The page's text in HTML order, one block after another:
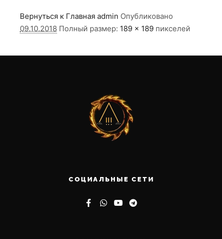
Вернуться к Главная admin Опубликовано
09.10.2018 Полный размер: 189 × 189 пикселей
СОЦИАЛЬНЫЕ СЕТИ